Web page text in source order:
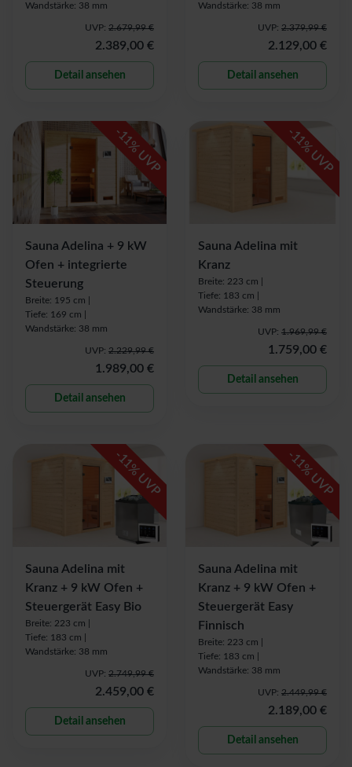
Wandstärke: 38 mm
UVP: 2.679,99 €
2.389,00 €
Detail ansehen
Wandstärke: 38 mm
UVP: 2.379,99 €
2.129,00 €
Detail ansehen
-
11
% UVP
Sauna Adelina + 9 kW
Ofen + integrierte
Steuerung
Breite: 195 cm |
Tiefe: 169 cm |
Wandstärke: 38 mm
UVP: 2.229,99 €
1.989,00 €
Detail ansehen
-
11
% UVP
Sauna Adelina mit
Kranz
Breite: 223 cm |
Tiefe: 183 cm |
Wandstärke: 38 mm
UVP: 1.969,99 €
1.759,00 €
Detail ansehen
-
11
% UVP
Sauna Adelina mit
Kranz + 9 kW Ofen +
Steuergerät Easy Bio
Breite: 223 cm |
Tiefe: 183 cm |
Wandstärke: 38 mm
UVP: 2.749,99 €
2.459,00 €
Detail ansehen
-
11
% UVP
Sauna Adelina mit
Kranz + 9 kW Ofen +
Steuergerät Easy
Finnisch
Breite: 223 cm |
Tiefe: 183 cm |
Wandstärke: 38 mm
UVP: 2.449,99 €
2.189,00 €
Detail ansehen